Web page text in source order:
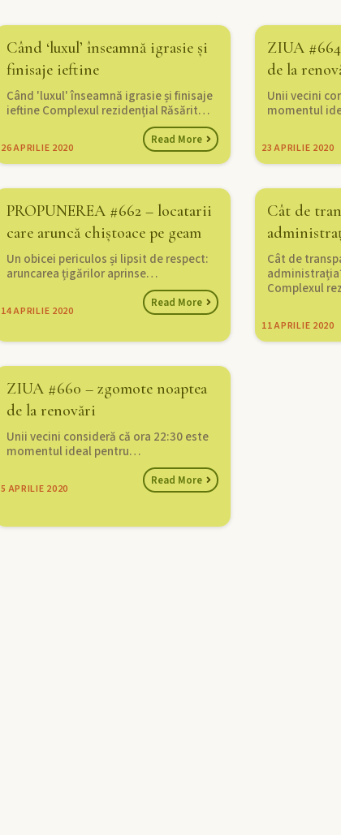
Când ‘luxul’ înseamnă igrasie și
finisaje ieftine
26APRILIE 2020
Când 'luxul' înseamnă igrasie și finisaje
ieftine Complexul rezidențial Răsărit…
Read More
ZIUA
de la
23 APRILIE 2020
Unii vecini
momentul
PROPUNEREA #662 – locatarii
care aruncă chiștoace pe geam
14APRILIE 2020
Un obicei periculos și lipsit de respect:
aruncarea țigărilor aprinse…
Read More
Cât de
11APRILIE 2020
Cât de
Complexul
ZIUA #660 – zgomote noaptea
de la renovări
5 APRILIE 2020
Unii vecini consideră că ora 22:30 este
momentul ideal pentru…
Read More